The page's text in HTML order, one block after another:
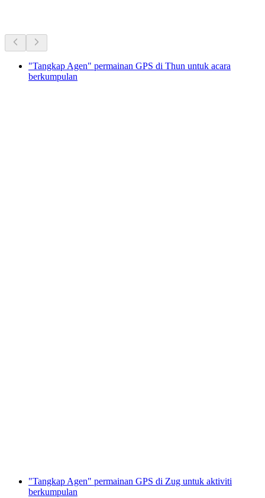
"Tangkap Agen" permainan GPS di Thun untuk acara
berkumpulan
"Tangkap Agen" permainan GPS di Zug untuk aktiviti
berkumpulan